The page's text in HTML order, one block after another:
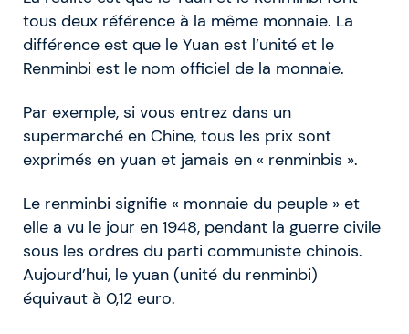
tous deux référence à la même monnaie. La
différence est que le Yuan est l’unité et le
Renminbi est le nom officiel de la monnaie.
Par exemple, si vous entrez dans un
supermarché en Chine, tous les prix sont
exprimés en yuan et jamais en « renminbis ».
Le renminbi signifie « monnaie du peuple » et
elle a vu le jour en 1948, pendant la guerre civile
sous les ordres du parti communiste chinois.
Aujourd’hui, le yuan (unité du renminbi)
équivaut à 0,12 euro.